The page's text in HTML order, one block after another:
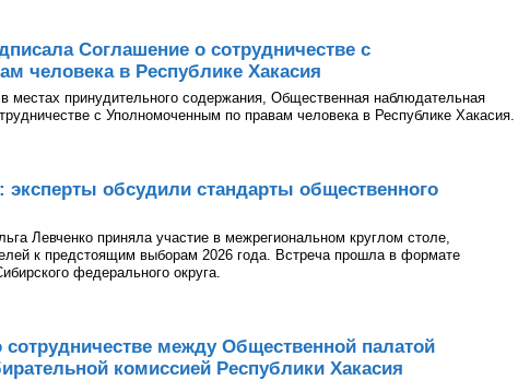
Соглашение о сотрудничестве с
человека в Республике Хакасия
принудительного содержания, Общественная наблюдательная
с Уполномоченным по правам человека в Республике Хакасия.
обсудили стандарты общественного
Левченко приняла участие в межрегиональном круглом столе,
к предстоящим выборам 2026 года. Встреча прошла в формате
федерального округа.
между Общественной палатой
комиссией Республики Хакасия